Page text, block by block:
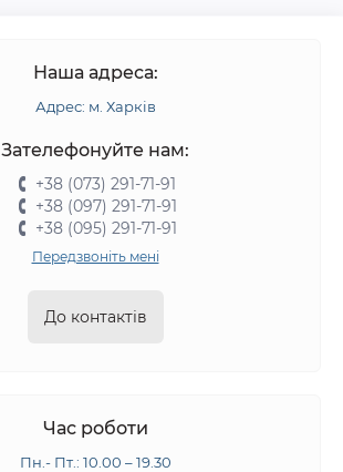
Наша адреса:
Адрес: м. Харків
Зателефонуйте нам:
+38 (073) 291-71-91
+38 (097) 291-71-91
+38 (095) 291-71-91
Передзвоніть мені
До контактів
Час роботи
Пн.- Пт.: 10.00 – 19.30